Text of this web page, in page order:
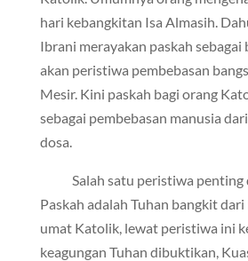
hari kebangkitan Isa Almasih.
Ibrani merayakan paskah
akan peristiwa pembebasan
Mesir. Kini paskah bagi orang
sebagai pembebasan manusia
dosa.
Salah satu peristiwa penting
Paskah adalah Tuhan bangkit
umat Katolik, lewat peristiwa ini
keagungan Tuhan dibuktikan,